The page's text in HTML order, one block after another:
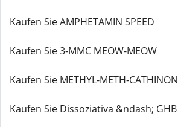
Kaufen Sie AMPHETAMIN SPEED
Kaufen Sie 3-MMC MEOW-MEOW
Kaufen Sie METHYL-METH-CATHINON
Kaufen Sie Dissoziativa &ndash; GHB